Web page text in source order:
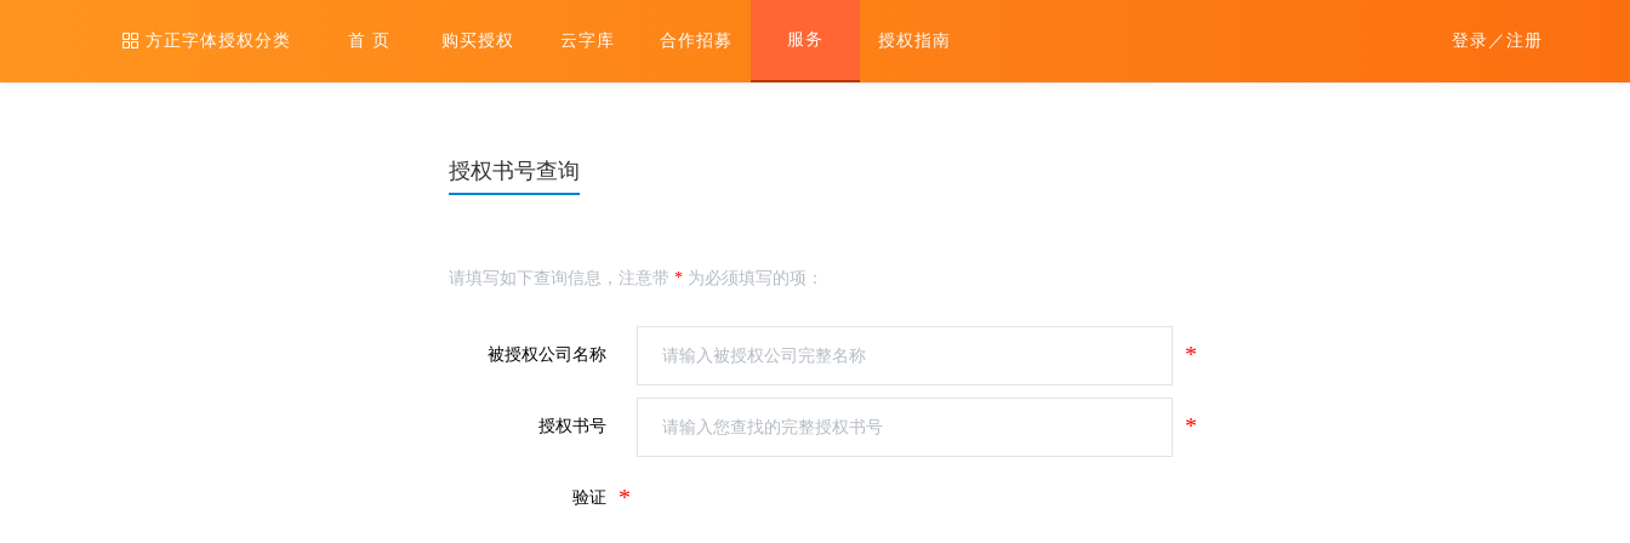
方正字体授权分类 首 页 购买授权 云字库 合作招募 服务 授权指南 登录 ／ 注册
授权书号查询
请填写如下查询信息，注意带 * 为必须填写的项：
被授权公司名称 请输入被授权公司完整名称 *
授权书号 请输入您查找的完整授权书号 *
验证 *